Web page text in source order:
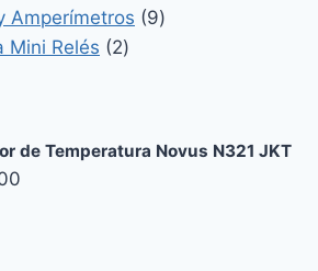
productos
Amperímetros 99
Mini Relés 22
de Temperatura Novus N321 JKT